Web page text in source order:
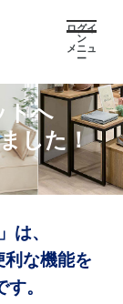
ログイ
ン
メニュ
ー
トへ
した！
は、
な機能を
。